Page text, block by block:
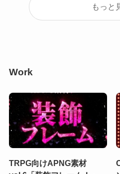
もっと
Work
TRPG向けAPNG素材